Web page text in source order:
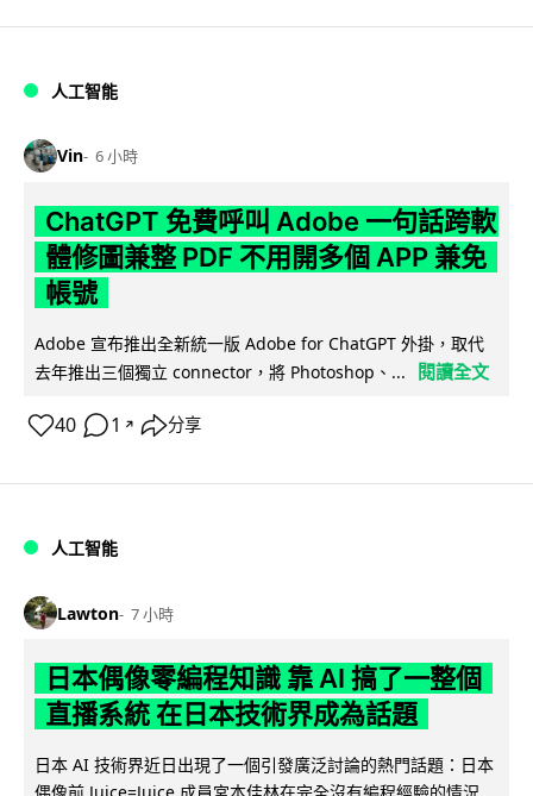
人工智能
Vin 6 小時
ChatGPT 免費呼叫 Adobe 一句話跨軟
體修圖兼整 PDF 不用開多個 APP 兼免
帳號
Adobe 宣布推出全新統一版 Adobe for ChatGPT 外掛，取代
去年推出三個獨立 connector，將 Photoshop、...
閱讀全文
40 1 ↗ 分享
人工智能
Lawton 7 小時
日本偶像零編程知識 靠 AI 搞了一整個
直播系統 在日本技術界成為話題
日本 AI 技術界近日出現了一個引發廣泛討論的熱門話題：日本